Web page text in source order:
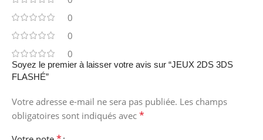
0
0
0
Soyez le premier à laisser votre avis sur “JEUX 2DS 3DS
FLASHÉ”
Votre adresse e-mail ne sera pas publiée. Les champs
obligatoires sont indiqués avec *